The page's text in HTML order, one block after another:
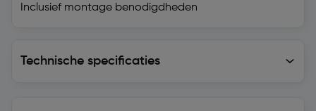
Inclusief montage benodigdheden
Technische specificaties